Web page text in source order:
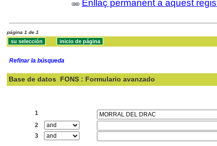
Enllaç permanent a aquest
página 1 de 1
Refinar la búsqueda
Base de datos FONS : Formulario avanzado
1
2
3